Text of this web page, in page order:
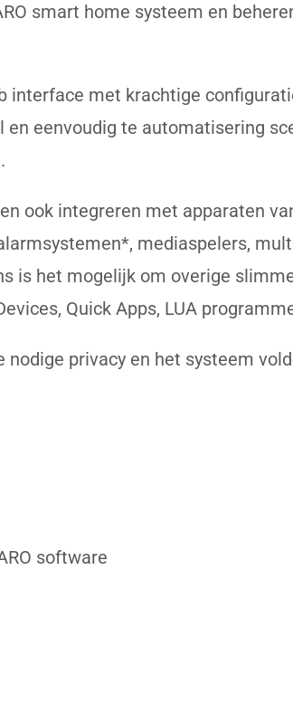
smart home systeem en
interface met krachtige
eenvoudig te automatisering
ook integreren met apparaten
mediaspelers,
is het mogelijk om overige
Quick Apps, LUA
privacy en het systeem
software